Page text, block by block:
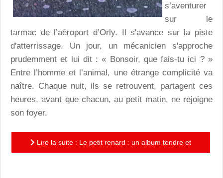
s’aventurer
sur le
tarmac de l’aéroport d’Orly. Il s'avance sur la piste
d'atterrissage. Un jour, un mécanicien s'approche
prudemment et lui dit : « Bonsoir, que fais-tu ici ? »
Entre l’homme et l’animal, une étrange complicité va
naître. Chaque nuit, ils se retrouvent, partagent ces
heures, avant que chacun, au petit matin, ne rejoigne
son foyer.
Lire la suite : Le petit renard : un album tendre et